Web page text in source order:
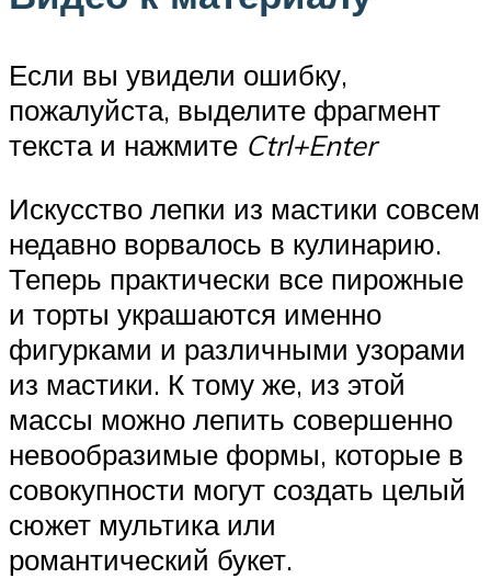
Если вы увидели ошибку,
пожалуйста, выделите фрагмент
текста и нажмите Ctrl+Enter
Искусство лепки из мастики совсем
недавно ворвалось в кулинарию.
Теперь практически все пирожные
и торты украшаются именно
фигурками и различными узорами
из мастики. К тому же, из этой
массы можно лепить совершенно
невообразимые формы, которые в
совокупности могут создать целый
сюжет мультика или
романтический букет.